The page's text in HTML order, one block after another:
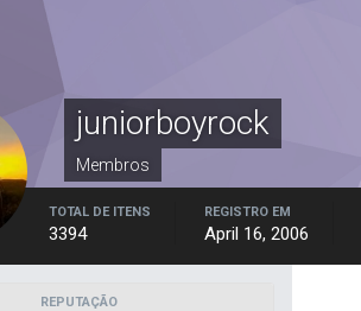
juniorboyrock
Membros
TOTAL DE ITENS
3394
REGISTRO EM
April 16, 2006
REPUTAÇÃO